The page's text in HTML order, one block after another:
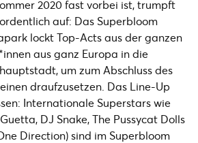
2020 fast vorbei ist, trumpft
auf: Das Superbloom
lockt Top-Acts aus der ganzen
aus ganz Europa in die
um zum Abschluss des
draufzusetzen. Das Line-Up
Internationale Superstars wie
DJ Snake, The Pussycat Dolls
Direction) sind im Superbloom